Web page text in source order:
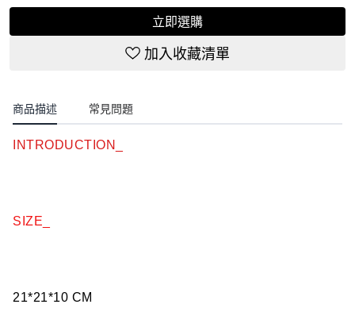
立即選購
加入收藏清單
商品描述 常見問題
INTRODUCTION_
SIZE_
21*21*10 CM